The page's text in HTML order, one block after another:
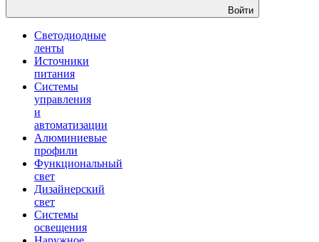
Войти
Светодиодные
ленты
Источники
питания
Системы
управления
и
автоматизации
Алюминиевые
профили
Функциональный
свет
Дизайнерский
свет
Системы
освещения